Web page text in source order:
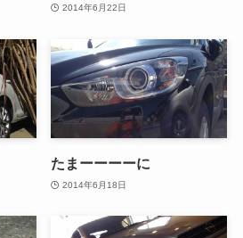
2014年6月22日
たまーーーーに
2014年6月18日